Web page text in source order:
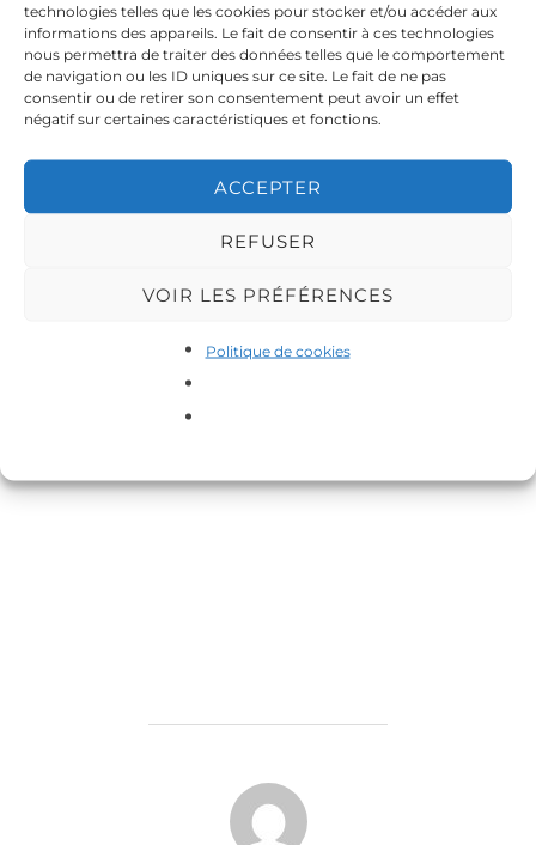
technologies telles que les cookies pour stocker et/ou accéder aux
informations des appareils. Le fait de consentir à ces technologies
nous permettra de traiter des données telles que le comportement
de navigation ou les ID uniques sur ce site. Le fait de ne pas
consentir ou de retirer son consentement peut avoir un effet
négatif sur certaines caractéristiques et fonctions.
ACCEPTER
REFUSER
VOIR LES PRÉFÉRENCES
Politique de cookies
L’Association DamasEtLe
CamionVous Présente Le Projet
59 Minutes Contre Le Racisme
Appel à tout les Rappeurs/Rappeuse Libre
penseurs (de 16 à 25 ans) qui veulent lutter
d’une manière méthodique et artistique contre
Rue Babylone studio 57 et sur l’événement.
https://www.facebook.com/events/93273407347
AUTEUR DE LA PUBLICATION